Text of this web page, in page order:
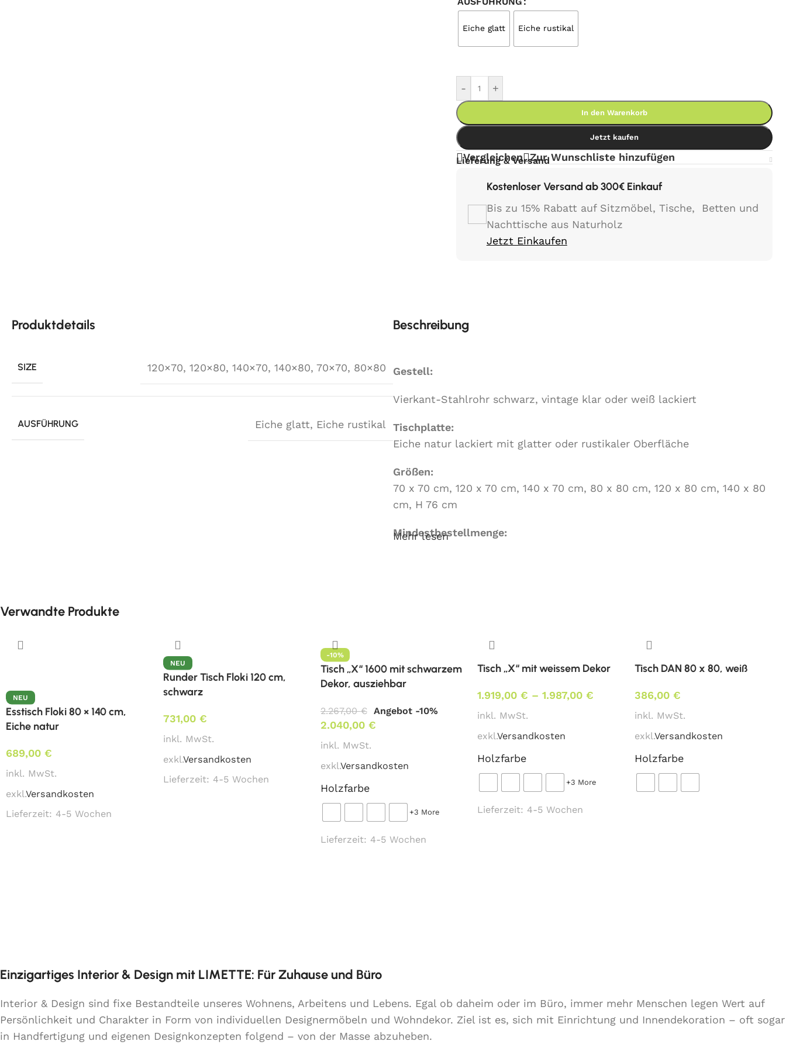
Eiche glatt Eiche rustikal
- +
In den Warenkorb
Jetzt kaufen
Vergleichen Zur Wunschliste hinzufügen
Lieferung & Versand
Kostenloser Versand ab 300€ Einkauf
Bis zu 15% Rabatt auf Sitzmöbel, Tische, Betten und
Nachttische aus Naturholz
Jetzt Einkaufen
Produktdetails
SIZE 120×70, 120×80, 140×70, 140×80, 70×70, 80×80
AUSFÜHRUNG Eiche glatt, Eiche rustikal
Beschreibung
Gestell:
Vierkant-Stahlrohr schwarz, vintage klar oder weiß lackiert
Tischplatte:
Eiche natur lackiert mit glatter oder rustikaler Oberfläche
Größen:
70 x 70 cm, 120 x 70 cm, 140 x 70 cm, 80 x 80 cm, 120 x 80 cm, 140 x 80
cm, H 76 cm
Mindestbestellmenge:
Mehr lesen
Verwandte Produkte
NEU
Esstisch Floki 80 × 140 cm,
Eiche natur
689,00 €
inkl. MwSt.
exkl.Versandkosten
Lieferzeit: 4-5 Wochen
NEU
Runder Tisch Floki 120 cm,
schwarz
731,00 €
inkl. MwSt.
exkl.Versandkosten
Lieferzeit: 4-5 Wochen
-10%
Tisch „X“ 1600 mit schwarzem
Dekor, ausziehbar
2.267,00€ Angebot -10%
2.040,00 €
inkl. MwSt.
exkl.Versandkosten
Holzfarbe
+3 More
Lieferzeit: 4-5 Wochen
Tisch „X“ mit weissem Dekor
1.919,00€ –1.987,00€
inkl. MwSt.
exkl.Versandkosten
Holzfarbe
+3 More
Lieferzeit: 4-5 Wochen
Tisch DAN 80 x 80, weiß
386,00€
inkl. MwSt.
exkl.Versandkosten
Holzfarbe
Einzigartiges Interior & Design mit LIMETTE: Für Zuhause und Büro
Interior & Design sind fixe Bestandteile unseres Wohnens, Arbeitens und Lebens. Egal ob daheim oder im Büro, immer mehr Menschen legen Wert auf
Persönlichkeit und Charakter in Form von individuellen Designermöbeln und Wohndekor. Ziel ist es, sich mit Einrichtung und Innendekoration – oft sogar
in Handfertigung und eigenen Designkonzepten folgend – von der Masse abzuheben.